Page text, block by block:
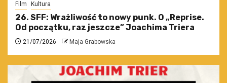
Film Kultura
26. SFF: Wrażliwość to nowy punk. O „Reprise.
Od początku, raz jeszcze” Joachima Triera
21/07/2026 Maja Grabowska